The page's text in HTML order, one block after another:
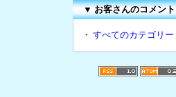
▼お客さんのコメント
・ すべてのカテゴリー